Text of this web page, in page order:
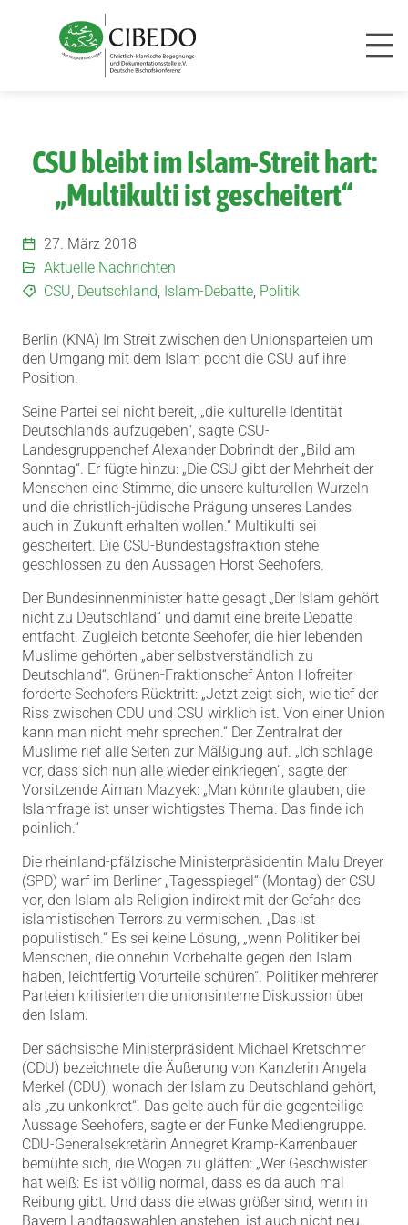
CSU bleibt im Islam-Streit hart:
„Multikulti ist gescheitert“
27. März 2018
Aktuelle Nachrichten
CSU Deutschland Islam-Debatte, Politik
Berlin (KNA) Im Streit zwischen den Unionsparteien um
den Umgang mit dem Islam pocht die CSU auf ihre
Position.
Seine Partei sei nicht bereit, „die kulturelle Identität
Deutschlands aufzugeben“, sagte CSU-
Landesgruppenchef Alexander Dobrindt der „Bild am
Sonntag“. Er fügte hinzu: „Die CSU gibt der Mehrheit der
Menschen eine Stimme, die unsere kulturellen Wurzeln
und die christlich-jüdische Prägung unseres Landes
auch in Zukunft erhalten wollen.“ Multikulti sei
gescheitert. Die CSU-Bundestagsfraktion stehe
geschlossen zu den Aussagen Horst Seehofers.
Der Bundesinnenminister hatte gesagt „Der Islam gehört
nicht zu Deutschland“ und damit eine breite Debatte
entfacht. Zugleich betonte Seehofer, die hier lebenden
Muslime gehörten „aber selbstverständlich zu
Deutschland“. Grünen-Fraktionschef Anton Hofreiter
forderte Seehofers Rücktritt: „Jetzt zeigt sich, wie tief der
Riss zwischen CDU und CSU wirklich ist. Von einer Union
kann man nicht mehr sprechen.“ Der Zentralrat der
Muslime rief alle Seiten zur Mäßigung auf. „Ich schlage
vor, dass sich nun alle wieder einkriegen“, sagte der
Vorsitzende Aiman Mazyek: „Man könnte glauben, die
Islamfrage ist unser wichtigstes Thema. Das finde ich
peinlich.“
Die rheinland-pfälzische Ministerpräsidentin Malu Dreyer
(SPD) warf im Berliner „Tagesspiegel“ (Montag) der CSU
vor, den Islam als Religion indirekt mit der Gefahr des
islamistischen Terrors zu vermischen. „Das ist
populistisch.“ Es sei keine Lösung, „wenn Politiker bei
Menschen, die ohnehin Vorbehalte gegen den Islam
haben, leichtfertig Vorurteile schüren“. Politiker mehrerer
Parteien kritisierten die unionsinterne Diskussion über
den Islam.
Der sächsische Ministerpräsident Michael Kretschmer
(CDU) bezeichnete die Äußerung von Kanzlerin Angela
Merkel (CDU), wonach der Islam zu Deutschland gehört,
als „zu unkonkret“. Das gelte auch für die gegenteilige
Aussage Seehofers, sagte er der Funke Mediengruppe.
CDU-Generalsekretärin Annegret Kramp-Karrenbauer
bemühte sich, die Wogen zu glätten: „Wer Geschwister
hat weiß: Es ist völlig normal, dass es da auch mal
Reibung gibt. Und dass die etwas größer sind, wenn in
Bayern Landtagswahlen anstehen, ist auch nicht neu.